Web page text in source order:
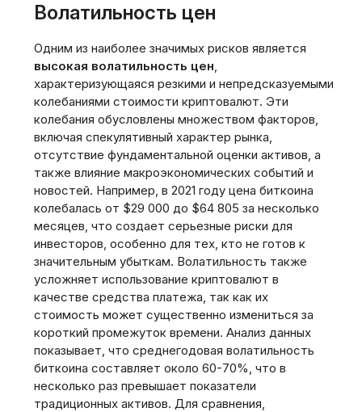
Волатильность цен
Одним из наиболее значимых рисков является
высокая волатильность цен,
характеризующаяся резкими и непредсказуемыми
колебаниями стоимости криптовалют. Эти
колебания обусловлены множеством факторов,
включая спекулятивный характер рынка,
отсутствие фундаментальной оценки активов, а
также влияние макроэкономических событий и
новостей. Например, в 2021 году цена биткоина
колебалась от $29 000 до $64 805 за несколько
месяцев, что создает серьезные риски для
инвесторов, особенно для тех, кто не готов к
значительным убыткам. Волатильность также
усложняет использование криптовалют в
качестве средства платежа, так как их
стоимость может существенно измениться за
короткий промежуток времени. Анализ данных
показывает, что среднегодовая волатильность
биткоина составляет около 60-70%, что в
несколько раз превышает показатели
традиционных активов. Для сравнения,